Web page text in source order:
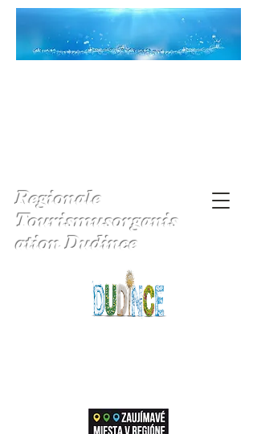
Regionale
Tourismusorganis
ation Dudince